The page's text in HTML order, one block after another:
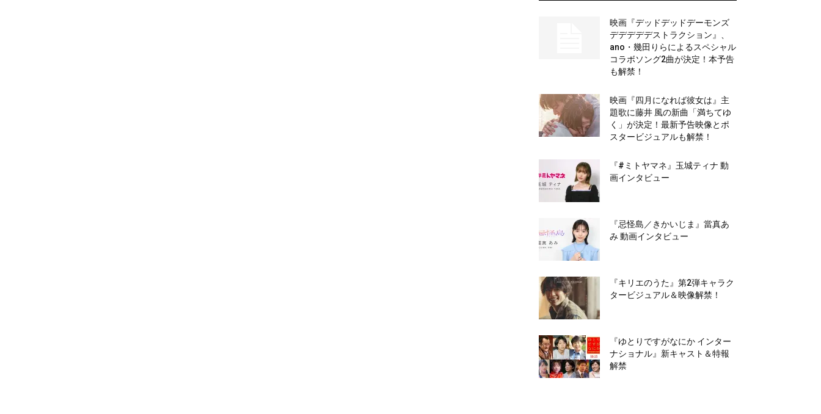
映画『デッドデッドデーモンズ
デデデデデストラクション』、
ano・幾田りらによるスペシャル
コラボソング2曲が決定！本予告
も解禁！
映画『四月になれば彼女は』主
題歌に藤井 風の新曲「満ちてゆ
く」が決定！最新予告映像とポ
スタービジュアルも解禁！
『#ミトヤマネ』玉城ティナ 動
画インタビュー
『忌怪島／きかいじま』當真あ
み 動画インタビュー
『キリエのうた』第2弾キャラク
タービジュアル＆映像解禁！
『ゆとりですがなにか インター
ナショナル』新キャスト＆特報
解禁